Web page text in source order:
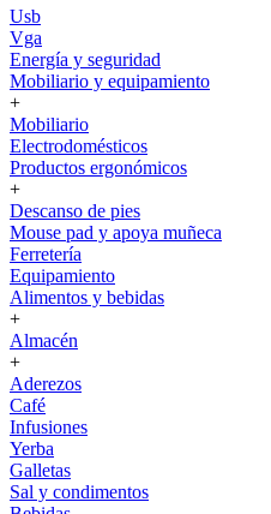
Usb
Vga
Energía y seguridad
Mobiliario y equipamiento
+
Mobiliario
Electrodomésticos
Productos ergonómicos
+
Descanso de pies
Mouse pad y apoya muñeca
Ferretería
Equipamiento
Alimentos y bebidas
+
Almacén
+
Aderezos
Café
Infusiones
Yerba
Galletas
Sal y condimentos